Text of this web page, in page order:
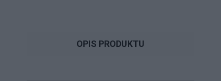
OPIS PRODUKTU